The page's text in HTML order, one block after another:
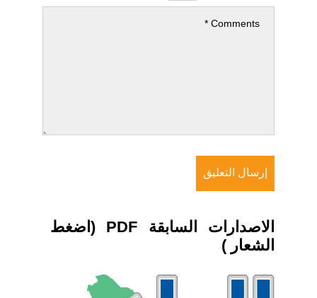
الاصدارات السابقة PDF (اضغط
الشعار )